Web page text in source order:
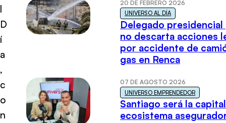
l
D
í
a
,
c
o
n
20 DE FEBRERO 2026
UNIVERSO AL DÍA
Delegado presidencial
no descarta acciones
por accidente de
gas en Renca
07 DE AGOSTO 2026
UNIVERSO EMPRENDEDOR
Santiago será la
ecosistema